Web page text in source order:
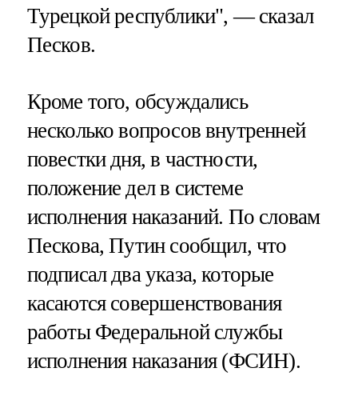
Турецкой республики", — сказал
Песков.
Кроме того, обсуждались
несколько вопросов внутренней
повестки дня, в частности,
положение дел в системе
исполнения наказаний. По словам
Пескова, Путин сообщил, что
подписал два указа, которые
касаются совершенствования
работы Федеральной службы
исполнения наказания (ФСИН).